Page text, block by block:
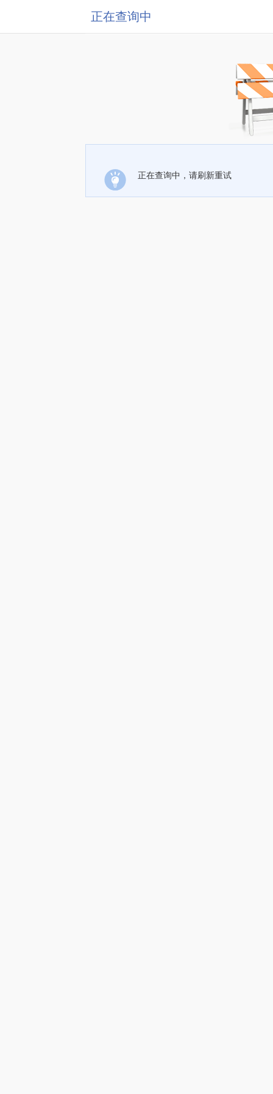
正在查询中
正在查询中，请刷新重试